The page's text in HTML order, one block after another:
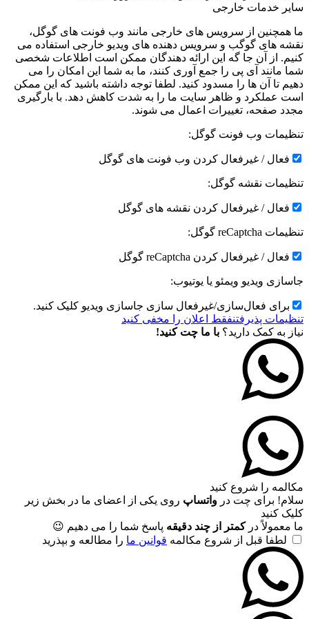
سایر خدمات خارجی
ما همچنین از سرویس های خارجی مانند وب فونت های گوگل،
نقشه های گوگب و سرویس دهنده های ویدیو خارجی استفاده می
کنیم. از آن جا گه این ارائه دهندگان ممکن است اطلاعات شخصی
شما مانند آی پی را جمع آوری کنند، ما به شما این امکان را می
دهیم تا آن ها را مسدود کنید. لطفا توجه داشته باشید که این ممکن
است عملکرد و ظاهر سایت ما را به شدت کاهش دهد. با بارگیری
مجدد صفحه، تغییرات اعمال می شوند.
تنظیمات وب فونت گوگل:
فعال / غیرفعال کردن وب فونت های گوگل
تنظیمات نقشه گوگل:
فعال / غیرفعال کردن نقشه های گوگل
تنظیمات reCaptcha گوگل:
فعال / غیرفعال کردن reCaptcha گوگل
جاسازی ویدیو ویمئو یا یوتیوب:
برای فعال‌سازی/غیرفعال سازی جاسازی ویدیو کلیک کنید.
تنظیمات پذیرفتنفقط اعلان را مخفی کنید
نیاز به کمک دارید؟ با ما چت کنید!
مکالمه را شروع کنید
سلام! برای چت در واتساپ روی یکی از اعضای ما در بخش زیر
کلیک کنید
ما معمولاً درکمتر از چند دقیقه پاسخ شما را می دهیم 😉
لطفا قبل از شروع مکالمه قوانین ما را مطالعه و بپذرید